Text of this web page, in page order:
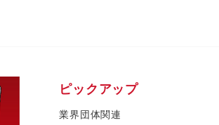
ピックアップ
業界団体関連